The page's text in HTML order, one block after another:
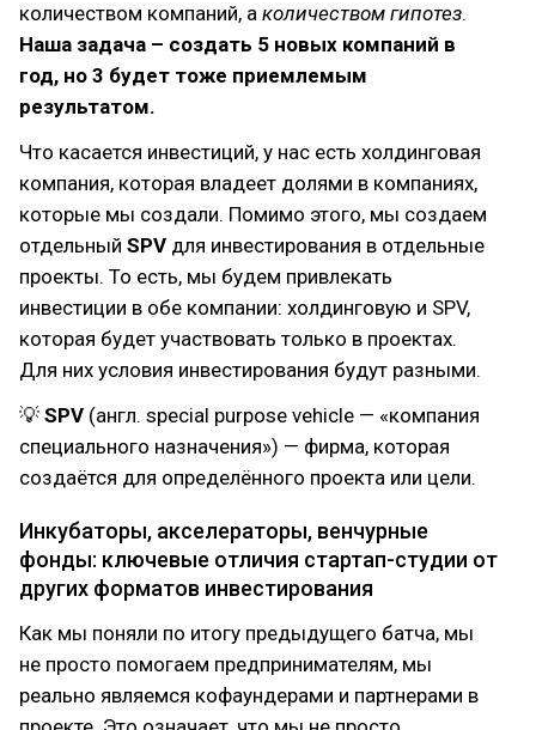
количеством компаний, а количеством гипотез.
Наша задача – создать 5 новых компаний в
год, но 3 будет тоже приемлемым
результатом.
Что касается инвестиций, у нас есть холдинговая
компания, которая владеет долями в компаниях,
которые мы создали. Помимо этого, мы создаем
отдельный SPV для инвестирования в отдельные
проекты. То есть, мы будем привлекать
инвестиции в обе компании: холдинговую и SPV,
которая будет участвовать только в проектах.
Для них условия инвестирования будут разными.
💡 SPV (англ. special purpose vehicle — «компания
специального назначения») — фирма, которая
создаётся для определённого проекта или цели.
Инкубаторы, акселераторы, венчурные
фонды: ключевые отличия стартап-студии от
других форматов инвестирования
Как мы поняли по итогу предыдущего батча, мы
не просто помогаем предпринимателям, мы
реально являемся кофаундерами и партнерами в